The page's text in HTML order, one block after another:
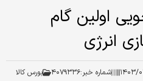
اولین گام
انرژی
۰۳/۳۱ شماره خبر:۴۰۷۹۳۳۶ بورس کالا